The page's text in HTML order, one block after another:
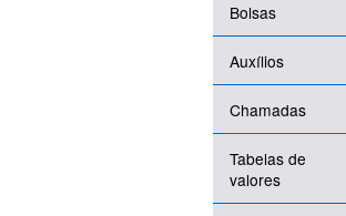
Bolsas
Auxílios
Chamadas
Tabelas de
valores